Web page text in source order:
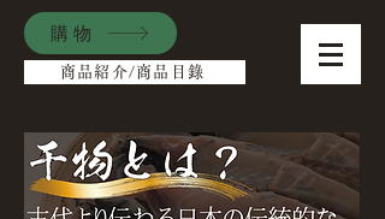
購物
商品紹介/商品目錄